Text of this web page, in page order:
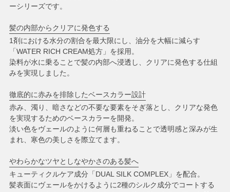
ーシリーズです。
髪の内部からクリアに発色する
1剤における水分の割合を最大限にし、油分を大幅に減らす
「WATER RICH CREAM処方」を採用。
染料が水に乗ることで髪の内部へ浸透し、クリアに発色する仕組
みを実現しました。
徹底的に赤みを排除したベースカラー設計
赤み、濁り、暗さなどの不要な要素をそぎ落とし、クリアな発色
を実現するためのベースカラーを開発。
淡い色をヴェールのように何層も重ねることで透明感と深みが生
まれ、寒色の美しさを際立てます。
やわらかなツヤとしなやかさのある髪へ
キューティクルケア成分「DUAL SILK COMPLEX」を配合。
髪表面にヴェールをかけるように2種のシルク成分でコートする